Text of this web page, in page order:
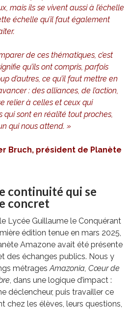
mais ils se vivent aussi à l’échelle
échelle qu’il faut également
de ces thématiques, c’est
qu’ils ont compris, parfois
d’autres, ce qu’il faut mettre en
: des alliances, de l’action,
relier à celles et ceux qui
qui sont en réalité tout proches,
qui nous attend. »
Bruch, président de Planète
continuité qui se
concret
Lycée Guillaume le Conquérant
édition tenue en mars 2025,
Amazone avait été présente
des échanges publics. Nous y
métragesAmazonia, Cœur de
, dans une logique d’impact :
déclencheur, puis travailler ce
chez les élèves, leurs questions,